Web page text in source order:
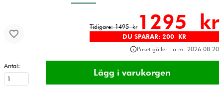
Tidigare: 1495 kr 1295 kr
DU SPARAR: 200 KR
Priset gäller t.o.m. 2026-08-20
Antal: